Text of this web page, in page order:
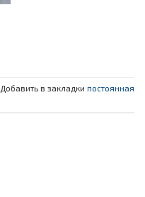
. Добавить в закладки постоянная